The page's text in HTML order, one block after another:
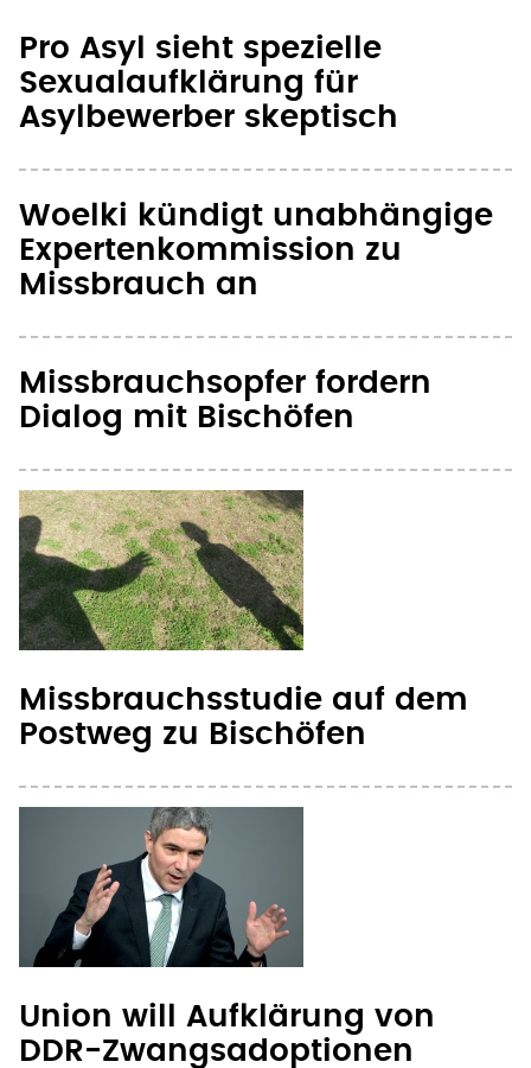
Pro Asyl sieht spezielle
Sexualaufklärung für
Asylbewerber skeptisch
Woelki kündigt unabhängige
Expertenkommission zu
Missbrauch an
Missbrauchsopfer fordern
Dialog mit Bischöfen
Missbrauchsstudie auf dem
Postweg zu Bischöfen
Union will Aufklärung von
DDR-Zwangsadoptionen